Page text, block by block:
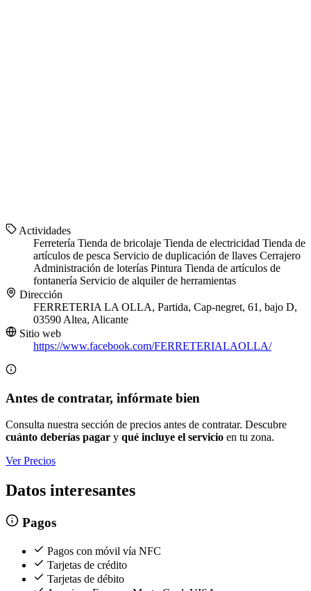
Actividades
Ferretería Tienda de bricolaje Tienda de electricidad Tienda de
artículos de pesca Servicio de duplicación de llaves Cerrajero
Administración de loterías Pintura Tienda de artículos de
fontanería Servicio de alquiler de herramientas
Dirección
FERRETERIA LA OLLA, Partida, Cap-negret, 61, bajo D,
03590 Altea, Alicante
Sitio web
https://www.facebook.com/FERRETERIALAOLLA/
Antes de contratar, infórmate bien
Consulta nuestra sección de precios antes de contratar. Descubre
cuánto deberías pagar y qué incluye el servicio en tu zona.
Ver Precios
Datos interesantes
Pagos
Pagos con móvil vía NFC
Tarjetas de crédito
Tarjetas de débito